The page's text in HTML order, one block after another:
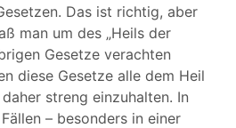
Das ist richtig, aber
man um des „Heils der
Gesetze verachten
diese Gesetze alle dem Heil
streng einzuhalten. In
– besonders in einer